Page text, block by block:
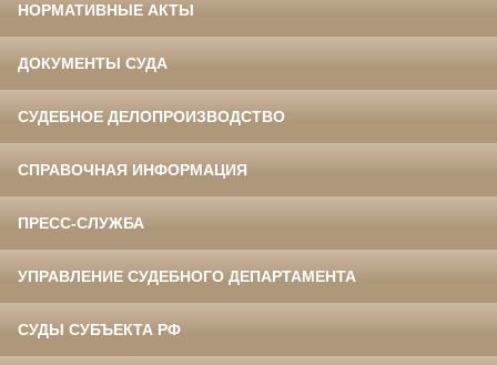
НОРМАТИВНЫЕ АКТЫ
ДОКУМЕНТЫ СУДА
СУДЕБНОЕ ДЕЛОПРОИЗВОДСТВО
СПРАВОЧНАЯ ИНФОРМАЦИЯ
ПРЕСС-СЛУЖБА
УПРАВЛЕНИЕ СУДЕБНОГО ДЕПАРТАМЕНТА
СУДЫ СУБЪЕКТА РФ